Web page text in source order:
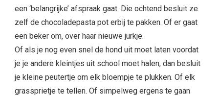
een ‘belangrijke’ afspraak gaat. Die ochtend besluit ze
zelf de chocoladepasta pot erbij te pakken. Of er gaat
een beker om, over haar nieuwe jurkje.
Of als je nog even snel de hond uit moet laten voordat
je je andere kleintjes uit school moet halen, dan besluit
je kleine peutertje om elk bloempje te plukken. Of elk
grassprietje te tellen. Of simpelweg ergens te gaan